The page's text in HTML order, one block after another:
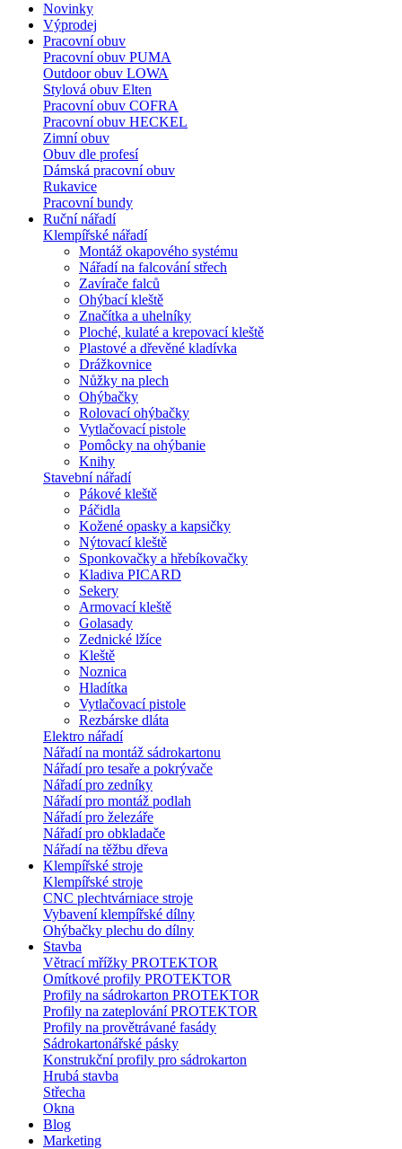
Novinky
Výprodej
Pracovní obuv
Pracovní obuv PUMA
Outdoor obuv LOWA
Stylová obuv Elten
Pracovní obuv COFRA
Pracovní obuv HECKEL
Zimní obuv
Obuv dle profesí
Dámská pracovní obuv
Rukavice
Pracovní bundy
Ruční nářadí
Klempířské nářadí
Montáž okapového systému
Nářadí na falcování střech
Zavírače falců
Ohýbací kleště
Značítka a uhelníky
Ploché, kulaté a krepovací kleště
Plastové a dřevěné kladívka
Drážkovnice
Nůžky na plech
Ohýbačky
Rolovací ohýbačky
Vytlačovací pistole
Pomôcky na ohýbanie
Knihy
Stavební nářadí
Pákové kleště
Páčidla
Kožené opasky a kapsičky
Nýtovací kleště
Sponkovačky a hřebíkovačky
Kladiva PICARD
Sekery
Armovací kleště
Golasady
Zednické lžíce
Kleště
Noznica
Hladítka
Vytlačovací pistole
Rezbárske dláta
Elektro nářadí
Nářadí na montáž sádrokartonu
Nářadí pro tesaře a pokrývače
Nářadí pro zedníky
Nářadí pro montáž podlah
Nářadí pro železáře
Nářadí pro obkladače
Nářadí na těžbu dřeva
Klempířské stroje
Klempířské stroje
CNC plechtvárniace stroje
Vybavení klempířské dílny
Ohýbačky plechu do dílny
Stavba
Větrací mřížky PROTEKTOR
Omítkové profily PROTEKTOR
Profily na sádrokarton PROTEKTOR
Profily na zateplování PROTEKTOR
Profily na provětrávané fasády
Sádrokartonářské pásky
Konstrukční profily pro sádrokarton
Hrubá stavba
Střecha
Okna
Blog
Marketing